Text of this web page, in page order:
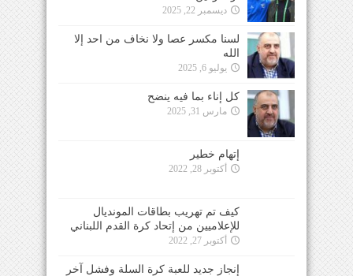
ديسمبر 22, 2025
لسنا مكسر عصا ولا نخاف من احد إلا
الله
يوليو 6, 2025
كل إناء بما فيه ينضح
مارس 31, 2025
إتهام خطير
أكتوبر 28, 2022
كيف تم تهريب بطاقات المونديال
للإعلاميين من إتحاد كرة القدم اللبناني
أكتوبر 27, 2022
إنجاز جديد للعبة كرة السلة وفشل آخر